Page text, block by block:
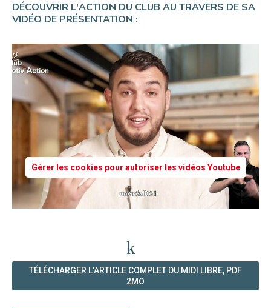
DÉCOUVRIR L'ACTION DU CLUB AU TRAVERS DE SA
VIDÉO DE PRÉSENTATION :
Gérer les cookies pour autoriser les vidéos Youtube
TÉLÉCHARGER L'ARTICLE COMPLET DU MIDI LIBRE, PDF
2MO